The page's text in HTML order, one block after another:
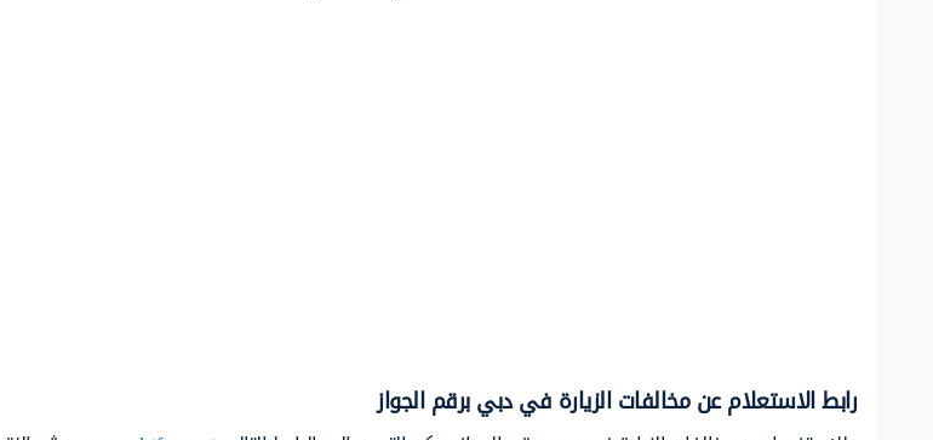
رابط الاستعلام عن مخالفات الزيارة في دبي برقم الجواز